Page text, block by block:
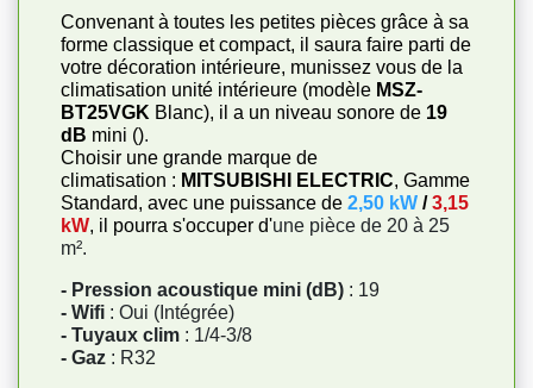
Convenant à toutes les petites pièces grâce à sa
forme classique et compact, il saura faire parti de
votre décoration intérieure, munissez vous de la
climatisation unité intérieure (modèle MSZ-
BT25VGK Blanc), il a un niveau sonore de 19
dB mini ().
Choisir une grande marque de
climatisation : MITSUBISHI ELECTRIC, Gamme
Standard, avec une puissance de 2,50 kW /3,15
kW, il pourra s'occuper d'une pièce de 20 à 25
m².
- Pression acoustique mini (dB) : 19
- Wifi : Oui (Intégrée)
- Tuyaux clim : 1/4-3/8
- Gaz : R32